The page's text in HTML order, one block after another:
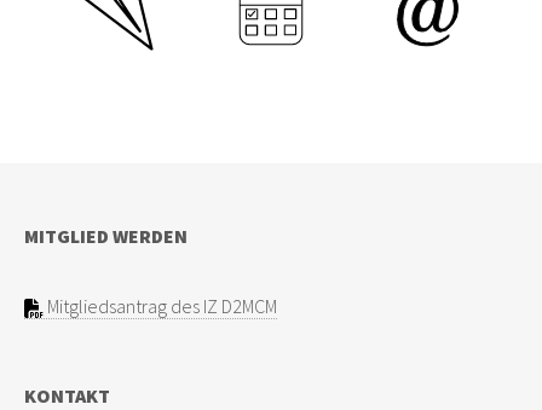
KONTAKT
MITGLIED WERDEN
Mitgliedsantrag des IZ D2MCM